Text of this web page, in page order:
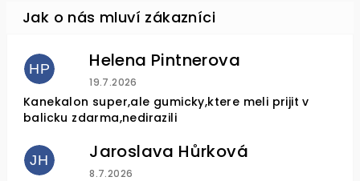
HP Helena Pintnerova
Hodnocení obchodu je 4 z 5 hvězdiček.
19.7.2026
Kanekalon super,ale gumicky,ktere meli prijit v
balicku zdarma,nedirazili
JH Jaroslava Hůrková
Hodnocení obchodu je 5 z 5 hvězdiček.
8.7.2026